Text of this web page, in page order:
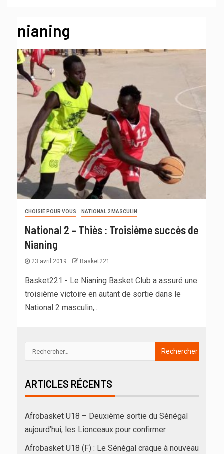
nianing
CHOISIE POUR VOUS NATIONAL 2 MASCULIN
National 2 – Thiès : Troisième succès de
Nianing
23 avril 2019 Basket221
Basket221 - Le Nianing Basket Club a assuré une
troisième victoire en autant de sortie dans le
National 2 masculin,...
ARTICLES RÉCENTS
Afrobasket U18 – Deuxième sortie du Sénégal
aujourd’hui, les Lionceaux pour confirmer
Afrobasket U18 (F) : Le Sénégal craque à nouveau